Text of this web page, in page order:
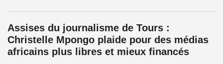
Assises du journalisme de Tours :
Christelle Mpongo plaide pour des médias
africains plus libres et mieux financés